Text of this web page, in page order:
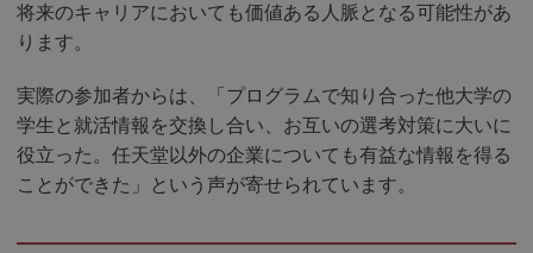
将来のキャリアにおいても価値ある人脈となる可能性があ
ります。
実際の参加者からは、「プログラムで知り合った他大学の
学生と就活情報を交換し合い、お互いの選考対策に大いに
役立った。任天堂以外の企業についても有益な情報を得る
ことができた」という声が寄せられています。